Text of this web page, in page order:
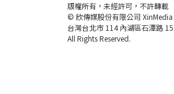
版權所有，未經許可，不許轉載
© 欣傳媒股份有限公司
台灣台北市 114 內湖區石潭路
All Rights Reserved.